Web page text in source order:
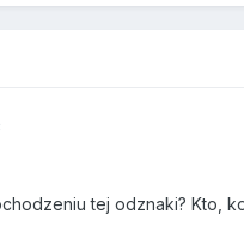
tej odznaki? Kto,